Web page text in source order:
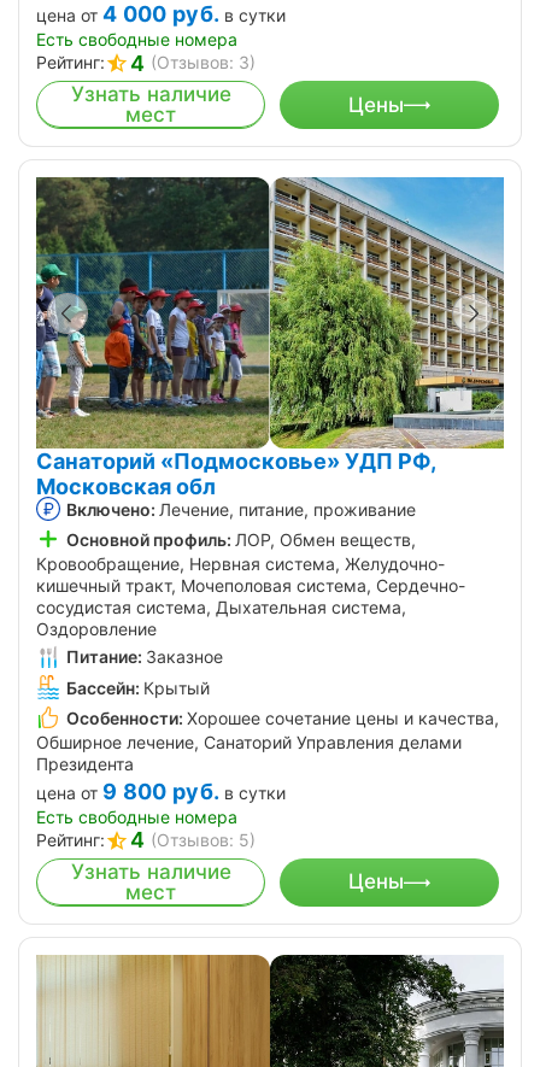
цена от 4 000 руб. в сутки
Есть свободные номера
Рейтинг:
4 (Отзывов: 3)
Узнать наличие
мест
Цены
Санаторий «Подмосковье» УДП РФ,
Московская обл
Включено: Лечение, питание, проживание
Основной профиль: ЛОР, Обмен веществ,
Кровообращение, Нервная система, Желудочно-
кишечный тракт, Мочеполовая система, Сердечно-
сосудистая система, Дыхательная система,
Оздоровление
Питание: Заказное
Бассейн: Крытый
Особенности: Хорошее сочетание цены и качества,
Обширное лечение, Санаторий Управления делами
Президента
цена от 9 800 руб. в сутки
Есть свободные номера
Рейтинг:
4 (Отзывов: 5)
Узнать наличие
мест
Цены